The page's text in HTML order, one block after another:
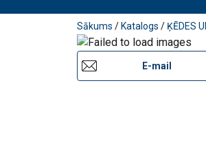
Pievienots jūsu
Sākums / Katalogs / ĶĒDES
E-mail